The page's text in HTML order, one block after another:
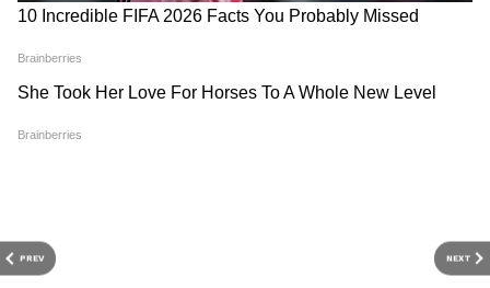
PREV NEXT
১৮ নভেম্বর, ১৯৬০ থেকে ৩১ ডিসেম্বর, ১৯৮৫-এর
মধ্যবর্তী সময়ে অবসর নিয়েছিলেন এবং বর্তমানে
মূল 'এক্স-গ্রেশিয়া' (ex-gratia) গ্রহণ করছেন।